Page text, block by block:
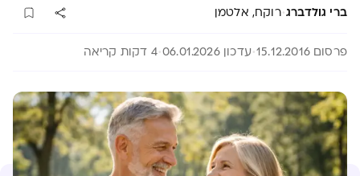
ברי גולדברג·רוקח, אלטמן
פרסום 15.12.2016 עדכון 06.01.2026 4 דקות קריאה